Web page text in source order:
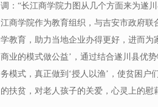
调：“长江商学院力图从几个方面来为遂
江商学院作为教育组织，与吉安市政府联
学教育，助力当地企业办得更好，进而为
商业的模式做公益’，通过结合遂川县优
务模式，真正做到‘授人以渔’，使贫困
的扶贫，对老人孩子的关爱，心灵上的慰